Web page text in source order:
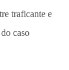
traficante e
caso